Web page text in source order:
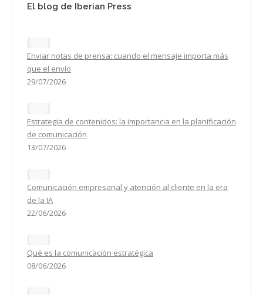
El blog de Iberian Press
Enviar notas de prensa: cuando el mensaje importa más
que el envío
29/07/2026
Estrategia de contenidos: la importancia en la planificación
de comunicación
13/07/2026
Comunicación empresarial y atención al cliente en la era
de la IA
22/06/2026
Qué es la comunicación estratégica
08/06/2026